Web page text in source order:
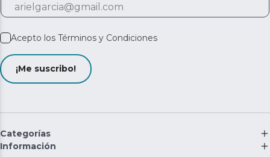
Acepto los Términos y Condiciones
¡Me suscribo!
Categorías
Información